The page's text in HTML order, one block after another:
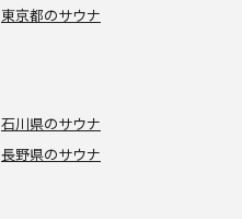
東京都のサウナ
石川県のサウナ
長野県のサウナ